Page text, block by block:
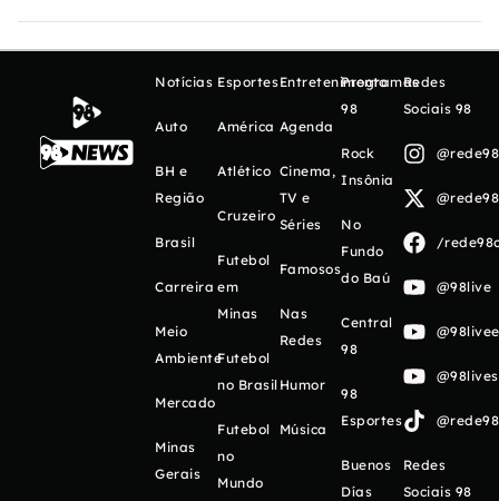
Notícias
Auto
BH e
Região
Brasil
Carreira
Meio
Ambiente
Mercado
Minas
Gerais
Esportes
América
Atlético
Cruzeiro
Futebol
em
Minas
Futebol
no Brasil
Futebol
no
Mundo
Entretenimento
Agenda
Cinema,
TV e
Séries
Famosos
Nas
Redes
Humor
Música
Programas
98
Rock
Insônia
No
Fundo
do Baú
Central
98
98
Esportes
Buenos
Días
Redes
Sociais 98
/
@98live
Redes
Sociais 98